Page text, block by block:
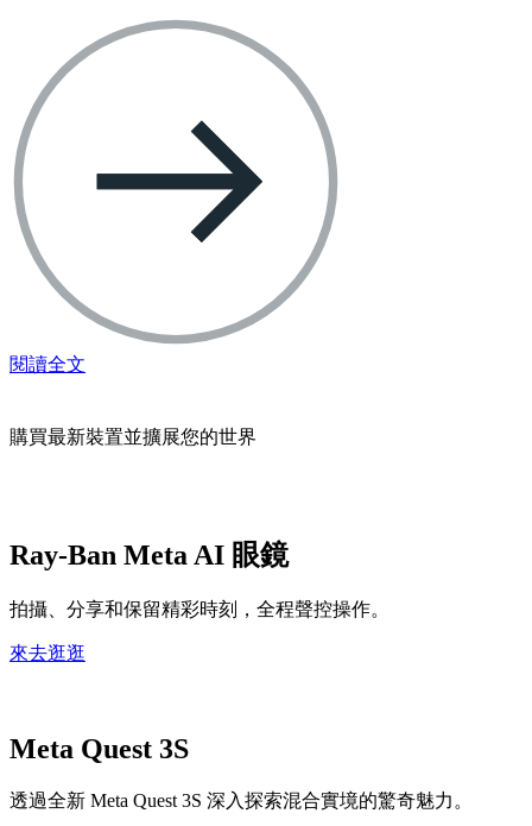
閱讀全文
購買最新裝置並擴展您的世界
Ray-Ban Meta AI 眼鏡
拍攝、分享和保留精彩時刻，全程聲控操作。
來去逛逛
Meta Quest 3S
透過全新 Meta Quest 3S 深入探索混合實境的驚奇魅力。